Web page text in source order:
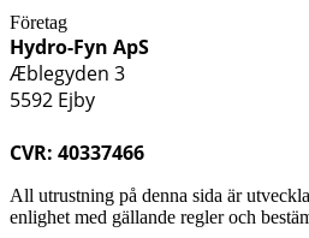
Företag
Hydro-Fyn ApS
Æblegyden 3
5592 Ejby
CVR: 40337466
All utrustning på denna sida är
enlighet med gällande regler och